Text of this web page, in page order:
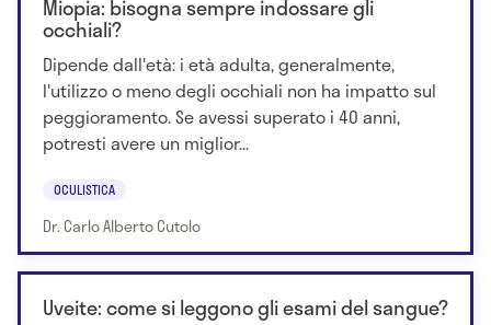
Miopia: bisogna sempre indossare gli
occhiali?
Dipende dall'età: i età adulta, generalmente,
l'utilizzo o meno degli occhiali non ha impatto sul
peggioramento. Se avessi superato i 40 anni,
potresti avere un miglior...
OCULISTICA
Dr. Carlo Alberto Cutolo
Uveite: come si leggono gli esami del sangue?